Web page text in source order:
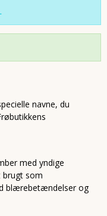
navne, du
med yndige
brugt som
blærebetændelser og